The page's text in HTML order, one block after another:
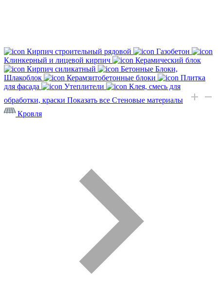
Кирпич строительный рядовой
Газобетон
Клинкерный и лицевой кирпич
Керамический блок
Кирпич силикатный
Бетонные Блоки,
Шлакоблок
Керамзитобетонные блоки
Плитка
для фасада
Утеплители
Клея, смесь для
обработки, краски Показать все Стеновые материалы
Кровля